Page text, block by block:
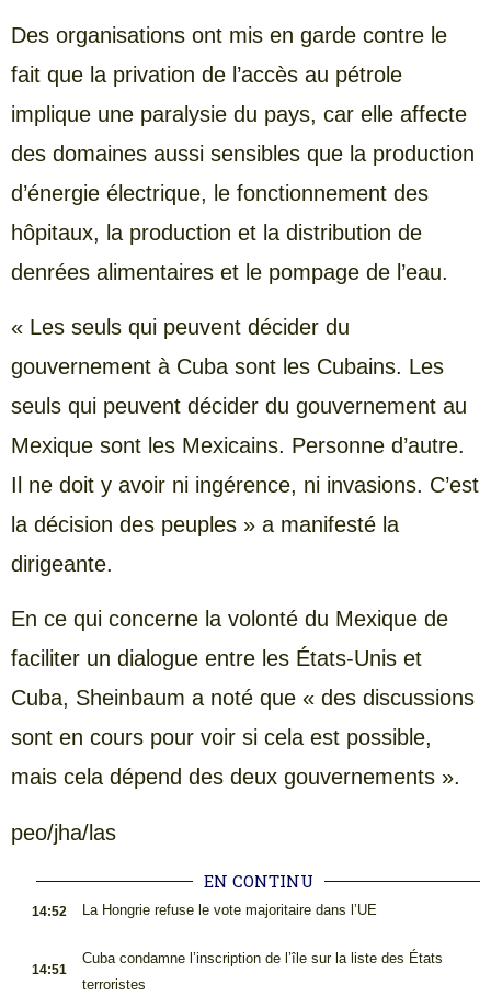
Des organisations ont mis en garde contre le
fait que la privation de l’accès au pétrole
implique une paralysie du pays, car elle affecte
des domaines aussi sensibles que la production
d’énergie électrique, le fonctionnement des
hôpitaux, la production et la distribution de
denrées alimentaires et le pompage de l’eau.
« Les seuls qui peuvent décider du
gouvernement à Cuba sont les Cubains. Les
seuls qui peuvent décider du gouvernement au
Mexique sont les Mexicains. Personne d’autre.
Il ne doit y avoir ni ingérence, ni invasions. C’est
la décision des peuples » a manifesté la
dirigeante.
En ce qui concerne la volonté du Mexique de
faciliter un dialogue entre les États-Unis et
Cuba, Sheinbaum a noté que « des discussions
sont en cours pour voir si cela est possible,
mais cela dépend des deux gouvernements ».
peo/jha/las
EN CONTINU
14:52 La Hongrie refuse le vote majoritaire dans l’UE
14:51
Cuba condamne l’inscription de l’île sur la liste des États
terroristes